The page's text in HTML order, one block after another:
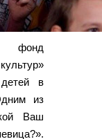
фонд
в
из
Ваш